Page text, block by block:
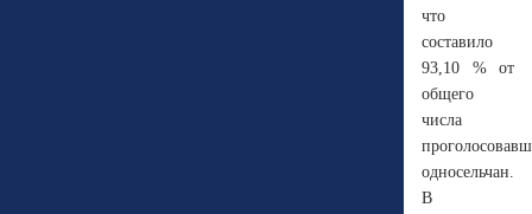
что
составило
93,10 % от
общего
числа
односельчан.
В